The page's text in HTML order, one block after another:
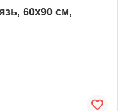
60х90 см,